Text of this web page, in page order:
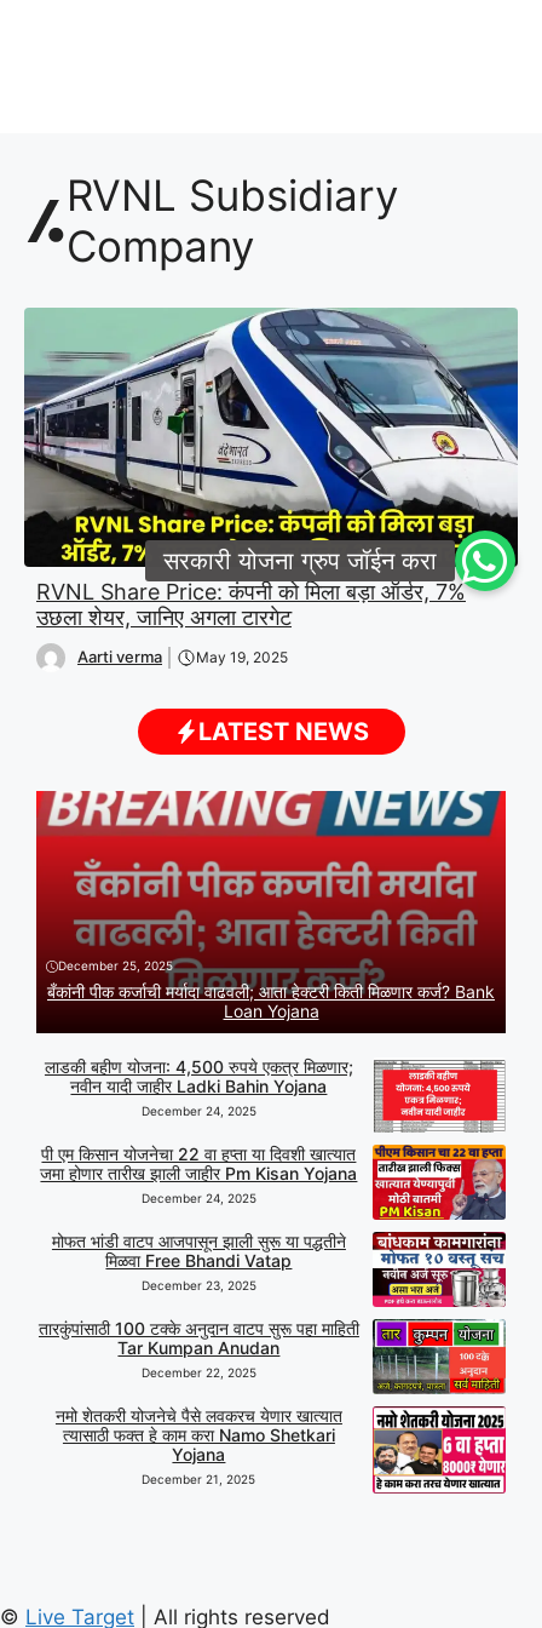
RVNL Subsidiary
Company
RVNL Share Price: कंपनी को मिला बड़ा ऑर्डर, 7%
उछला शेयर, जानिए अगला टारगेट
Aarti verma May 19, 2025
LATEST NEWS
December 25, 2025
बँकांनी पीक कर्जाची मर्यादा वाढवली; आता हेक्टरी किती मिळणार कर्ज? Bank
Loan Yojana
लाडकी बहीण योजना: 4,500 रुपये एकत्र मिळणार;
नवीन यादी जाहीर Ladki Bahin Yojana
December 24, 2025
पी एम किसान योजनेचा 22 वा हप्ता या दिवशी खात्यात
जमा होणार तारीख झाली जाहीर Pm Kisan Yojana
December 24, 2025
मोफत भांडी वाटप आजपासून झाली सुरू या पद्धतीने
मिळवा Free Bhandi Vatap
December 23, 2025
तारकुंपांसाठी 100 टक्के अनुदान वाटप सुरू पहा माहिती
Tar Kumpan Anudan
December 22, 2025
नमो शेतकरी योजनेचे पैसे लवकरच येणार खात्यात
त्यासाठी फक्त हे काम करा Namo Shetkari
Yojana
December 21, 2025
© Live Target | All rights reserved